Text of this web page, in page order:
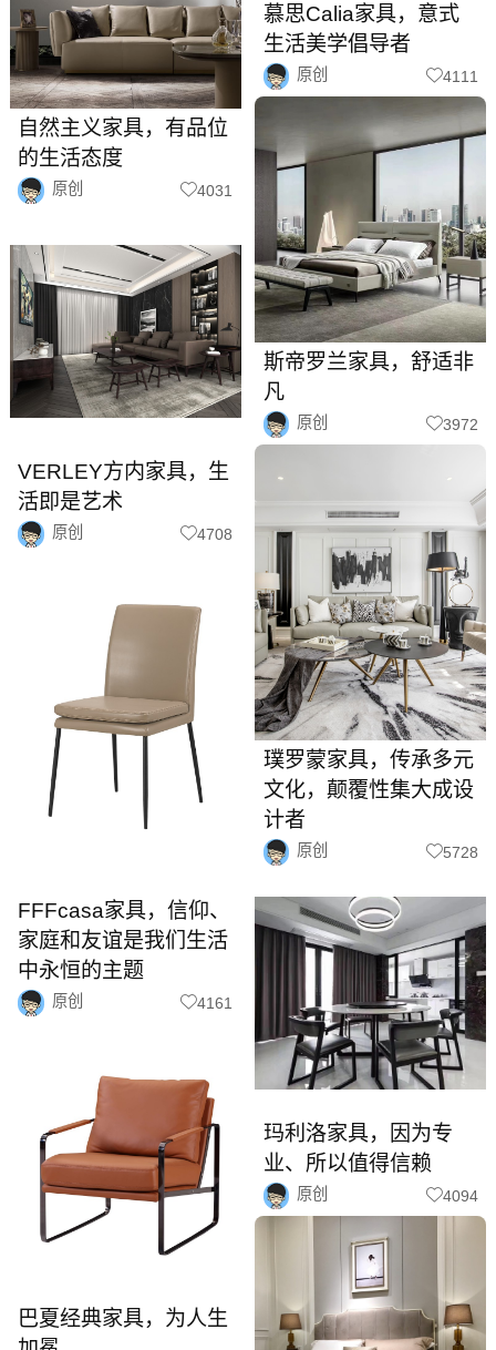
自然主义家具，有品位
的生活态度
原创 4031
VERLEY方内家具，生
活即是艺术
原创 4708
FFFcasa家具，信仰、
家庭和友谊是我们生活
中永恒的主题
原创 4161
巴夏经典家具，为人生
慕思Calia家具，意式
生活美学倡导者
原创 4111
斯帝罗兰家具，舒适非
凡
原创 3972
璞罗蒙家具，传承多元
文化，颠覆性集大成设
计者
原创 5728
玛利洛家具，因为专
业、所以值得信赖
原创 4094